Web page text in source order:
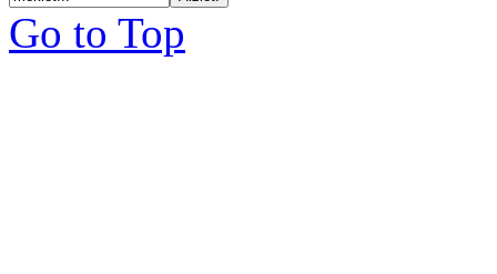
Go to Top